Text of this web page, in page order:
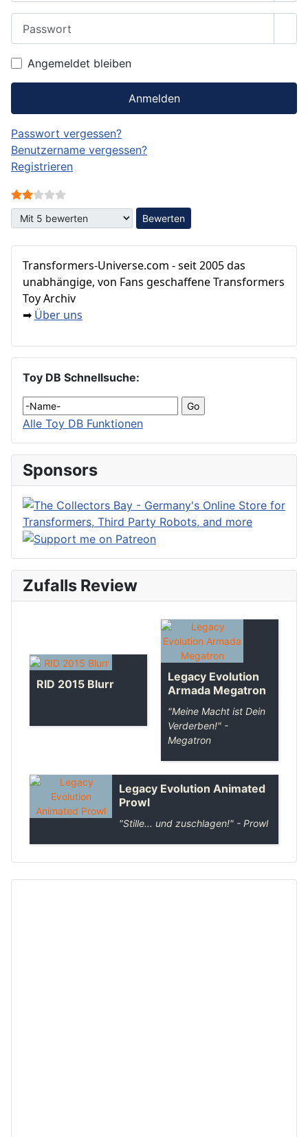
Angemeldet bleiben
Anmelden
Passwort vergessen?
Benutzername vergessen?
Registrieren
Bewertung:
Bitte bewerten
Transformers‑Universe.com - seit 2005 das
unabhängige, von Fans geschaffene Transformers
Toy Archiv
➡ Über uns
Toy DB Schnellsuche:
Alle Toy DB Funktionen
Sponsors
Zufalls Review
RID 2015 Blurr
Legacy Evolution
Armada Megatron
"Meine Macht ist Dein
Verderben!" -
Megatron
Legacy Evolution Animated
Prowl
"Stille... und zuschlagen!" - Prowl